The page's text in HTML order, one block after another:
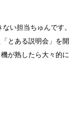
い担当ちゅんです。
とある説明会」を開
が熟したら大々的に